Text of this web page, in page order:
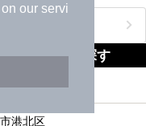
our servi
っと見る
じテーマで探す
磯子区
港北区